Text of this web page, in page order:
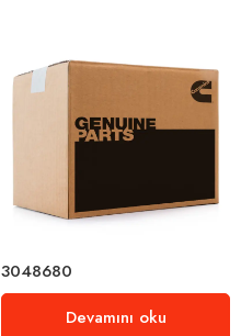
3048680
Devamını oku